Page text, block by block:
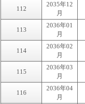
112
2035年12
月
113
2036年01
月
114
2036年02
月
115
2036年03
月
116
2036年04
月